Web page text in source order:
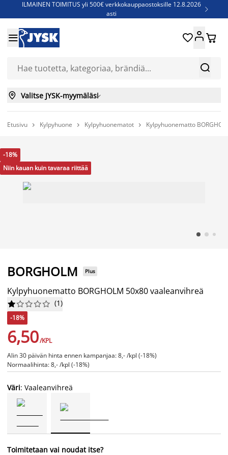
ILMAINEN TOIMITUS yli 500€ verkkokauppaostoksille 12.8.2026
asti

Jenkkisänkyjä - Säästä jopa 60%


 
 Valitse JYSK-myymäläsi
Etusivu  Kylpyhuone  Kylpyhuonematot  Kylpyhuonematto
-18%
Niin kauan kuin tavaraa riittää
BORGHOLM Plus
Kylpyhuonematto BORGHOLM 50x80 vaaleanvihreä





 (1)
-18%
6,50/KPL
Alin 30 päivän hinta ennen kampanjaa: 8,- /kpl (-18%)
Normaalihinta: 8,- /kpl (-18%)
Väri: Vaaleanvihreä
Toimitetaan vai noudat itse?